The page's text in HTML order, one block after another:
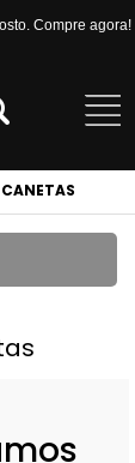
Compre agora!